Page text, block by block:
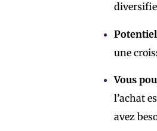
une
Vous
l’achat
avez